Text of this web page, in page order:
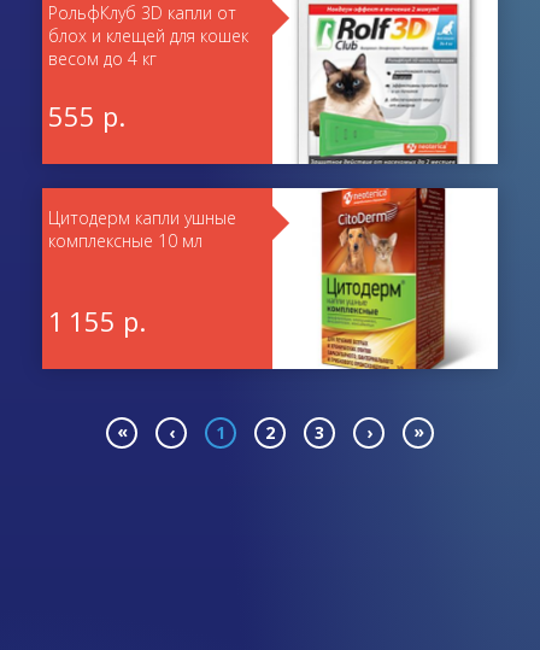
РольфКлуб 3D капли от
блох и клещей для кошек
весом до 4 кг
555 р.
Цитодерм капли ушные
комплексные 10 мл
1 155 р.
« ‹ 1 2 3 › »